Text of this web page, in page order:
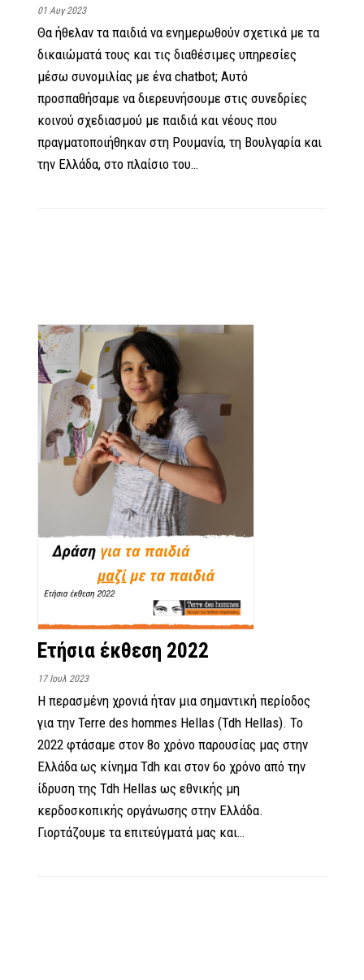
01 Αυγ 2023
Θα ήθελαν τα παιδιά να ενημερωθούν σχετικά με τα
δικαιώματά τους και τις διαθέσιμες υπηρεσίες
μέσω συνομιλίας με ένα chatbot; Αυτό
προσπαθήσαμε να διερευνήσουμε στις συνεδρίες
κοινού σχεδιασμού με παιδιά και νέους που
πραγματοποιήθηκαν στη Ρουμανία, τη Βουλγαρία και
την Ελλάδα, στο πλαίσιο του…
Ετήσια έκθεση 2022
17 Ιουλ 2023
Η περασμένη χρονιά ήταν μια σημαντική περίοδος
για την Terre des hommes Hellas (Tdh Hellas). Το
2022 φτάσαμε στον 8ο χρόνο παρουσίας μας στην
Ελλάδα ως κίνημα Tdh και στον 6ο χρόνο από την
ίδρυση της Tdh Hellas ως εθνικής μη
κερδοσκοπικής οργάνωσης στην Ελλάδα.
Γιορτάζουμε τα επιτεύγματά μας και…